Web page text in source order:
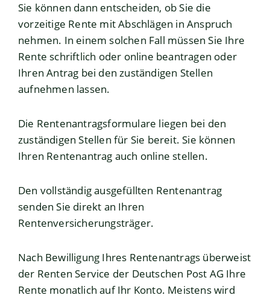
Sie können dann entscheiden, ob Sie die
vorzeitige Rente mit Abschlägen in Anspruch
nehmen. In einem solchen Fall müssen Sie Ihre
Rente schriftlich oder online beantragen oder
Ihren Antrag bei den zuständigen Stellen
aufnehmen lassen.
Die Rentenantragsformulare liegen bei den
zuständigen Stellen für Sie bereit. Sie können
Ihren Rentenantrag auch online stellen.
Den vollständig ausgefüllten Rentenantrag
senden Sie direkt an Ihren
Rentenversicherungsträger.
Nach Bewilligung Ihres Rentenantrags überweist
der Renten Service der Deutschen Post AG Ihre
Rente monatlich auf Ihr Konto. Meistens wird